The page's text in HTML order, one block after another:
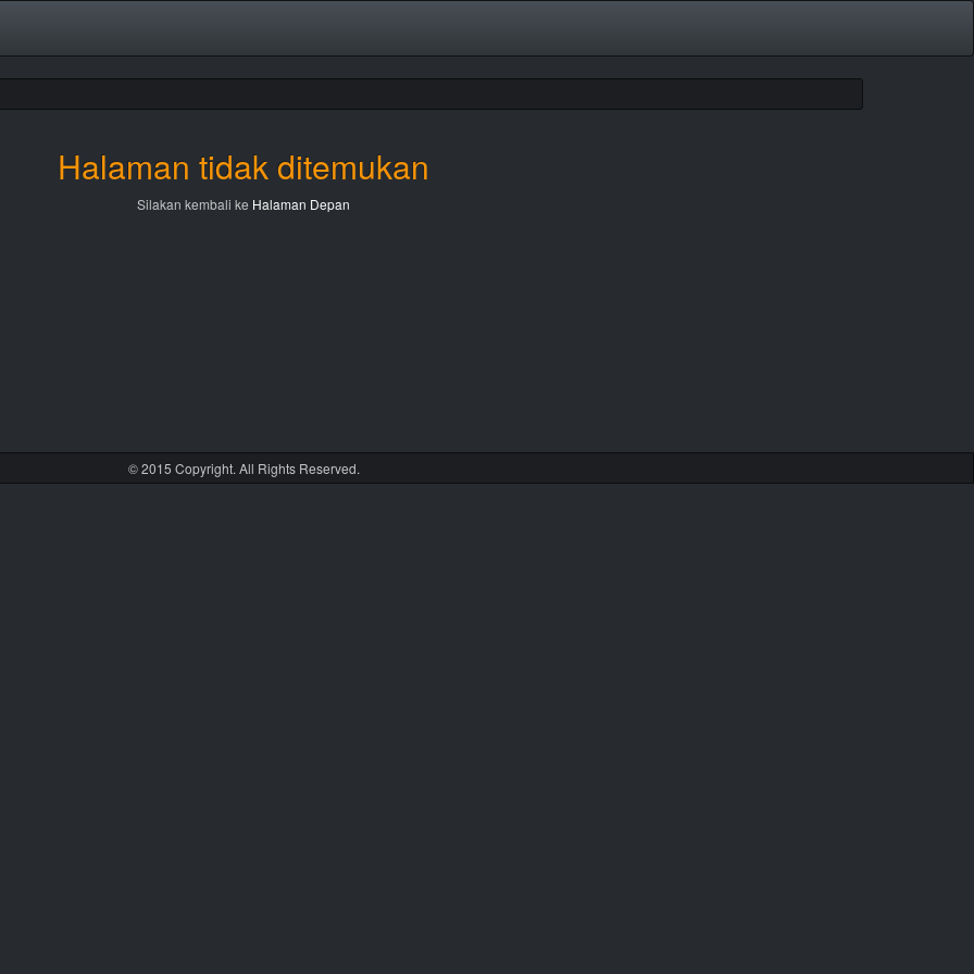
Halaman tidak ditemukan
Silakan kembali ke Halaman Depan
© 2015 Copyright. All Rights Reserved.